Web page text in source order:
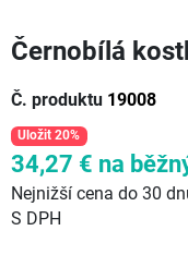
Černobílá
Č. produktu 19008
Uložit 20%
34,27 € na
Nejnižší cena do 30
S DPH